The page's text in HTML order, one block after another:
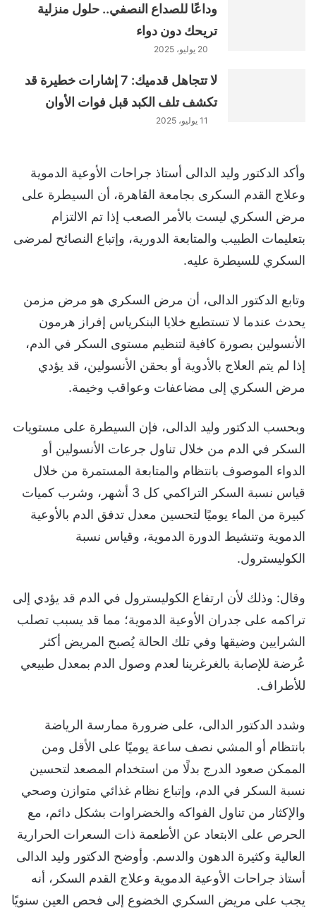
وداعًا للصداع النصفي.. حلول منزلية
تريحك دون دواء
20 يوليو، 2025
لا تتجاهل قدميك: 7 إشارات خطيرة قد
تكشف تلف الكبد قبل فوات الأوان
11 يوليو، 2025
وأكد الدكتور وليد الدالى أستاذ جراحات الأوعية الدموية
وعلاج القدم السكرى بجامعة القاهرة، أن السيطرة على
مرض السكري ليست بالأمر الصعب إذا تم الالتزام
بتعليمات الطبيب والمتابعة الدورية، وإتباع النصائح لمرضى
السكري للسيطرة عليه.
وتابع الدكتور الدالى، أن مرض السكري هو مرض مزمن
يحدث عندما لا تستطيع خلايا البنكرياس إفراز هرمون
الأنسولين بصورة كافية لتنظيم مستوى السكر في الدم،
إذا لم يتم العلاج بالأدوية أو بحقن الأنسولين، قد يؤدي
مرض السكري إلى مضاعفات وعواقب وخيمة.
وبحسب الدكتور وليد الدالى، فإن السيطرة على مستويات
السكر في الدم من خلال تناول جرعات الأنسولين أو
الدواء الموصوف بانتظام والمتابعة المستمرة من خلال
قياس نسبة السكر التراكمي كل 3 أشهر، وشرب كميات
كبيرة من الماء يوميًا لتحسين معدل تدفق الدم بالأوعية
الدموية وتنشيط الدورة الدموية، وقياس نسبة
الكوليسترول.
وقال: وذلك لأن ارتفاع الكوليسترول في الدم قد يؤدي إلى
تراكمه على جدران الأوعية الدموية؛ مما قد يسبب تصلب
الشرايين وضيقها وفي تلك الحالة يُصبح المريض أكثر
عُرضة للإصابة بالغرغرينا لعدم وصول الدم بمعدل طبيعي
للأطراف.
وشدد الدكتور الدالى، على ضرورة ممارسة الرياضة
بانتظام أو المشي نصف ساعة يوميًا على الأقل ومن
الممكن صعود الدرج بدلًا من استخدام المصعد لتحسين
نسبة السكر في الدم، وإتباع نظام غذائي متوازن وصحي
والإكثار من تناول الفواكه والخضراوات بشكل دائم، مع
الحرص على الابتعاد عن الأطعمة ذات السعرات الحرارية
العالية وكثيرة الدهون والدسم. وأوضح الدكتور وليد الدالى
أستاذ جراحات الأوعية الدموية وعلاج القدم السكر، أنه
يجب على مريض السكري الخضوع إلى فحص العين سنويًا